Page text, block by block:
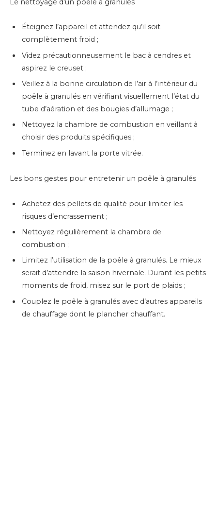
Éteignez l’appareil et attendez qu’il soit
complètement froid ;
Videz précautionneusement le bac à cendres et
aspirez le creuset ;
Veillez à la bonne circulation de l’air à l’intérieur du
poêle à granulés en vérifiant visuellement l’état du
tube d’aération et des bougies d’allumage ;
Nettoyez la chambre de combustion en veillant à
choisir des produits spécifiques ;
Terminez en lavant la porte vitrée.
Les bons gestes pour entretenir un poêle à granulés
Achetez des pellets de qualité pour limiter les
risques d’encrassement ;
Nettoyez régulièrement la chambre de
combustion ;
Limitez l’utilisation de la poêle à granulés. Le mieux
serait d’attendre la saison hivernale. Durant les petits
moments de froid, misez sur le port de plaids ;
Couplez le poêle à granulés avec d’autres appareils
de chauffage dont le plancher chauffant.